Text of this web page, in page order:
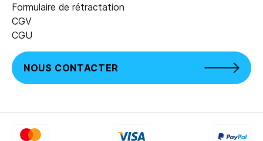
Formulaire de rétractation
CGV
CGU
NOUS CONTACTER